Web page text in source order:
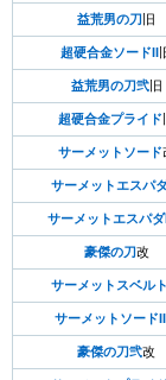
益荒男の刀 旧
超硬合金ソードII
益荒男の刀弐旧
超硬合金プライド
サーメットソード
サーメットエスパ
サーメットエスパダII
豪傑の刀改
サーメットスベルト
サーメットソードII
豪傑の刀弐改